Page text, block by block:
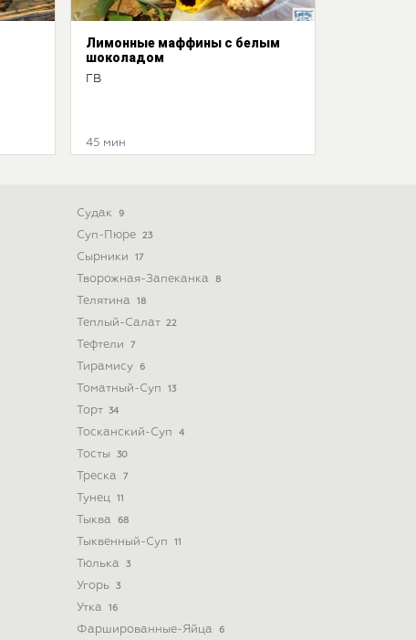
Лимонные маффины с белым
шоколадом
ГВ
45 мин
Судак 9
Суп-Пюре 23
Сырники 17
Творожная-Запеканка 8
Телятина 18
Теплый-Салат 22
Тефтели 7
Тирамису 6
Томатный-Суп 13
Торт 34
Тосканский-Суп 4
Тосты 30
Треска 7
Тунец 11
Тыква 68
Тыквенный-Суп 11
Тюлька 3
Угорь 3
Утка 16
Фаршированные-Яйца 6